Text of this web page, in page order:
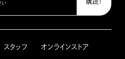
スタッフ オンラインストア